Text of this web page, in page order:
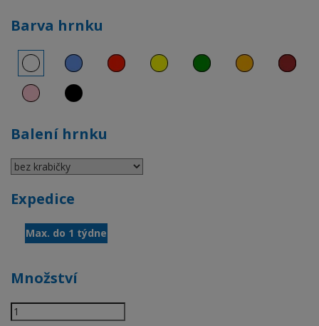
Barva hrnku
Balení hrnku
Expedice
Max. do 1 týdne
Množství